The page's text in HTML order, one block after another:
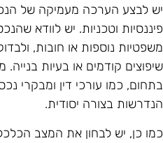
לבצע הערכה מעמיקה של
וטכניות. יש לוודא
נוספות או חובות,
קודמים או בעיות
כמו עורכי דין ומבקרי
בצורה יסודית.
כן, יש לבחון את המצב